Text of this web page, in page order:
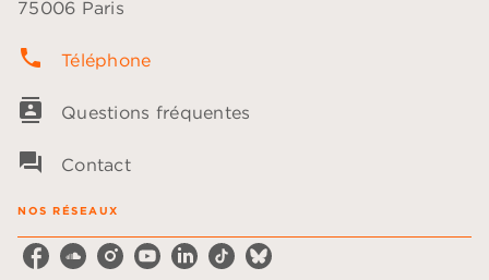
75006 Paris
phone Téléphone
contacts Questions fréquentes
question_answer Contact
NOS RÉSEAUX